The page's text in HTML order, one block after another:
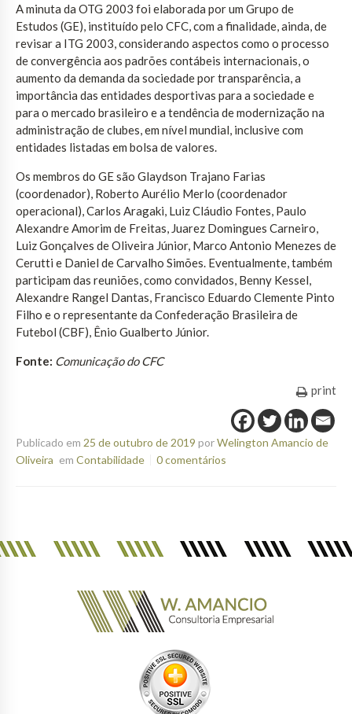
A minuta da OTG 2003 foi elaborada por um Grupo de
Estudos (GE), instituído pelo CFC, com a finalidade, ainda, de
revisar a ITG 2003, considerando aspectos como o processo
de convergência aos padrões contábeis internacionais, o
aumento da demanda da sociedade por transparência, a
importância das entidades desportivas para a sociedade e
para o mercado brasileiro e a tendência de modernização na
administração de clubes, em nível mundial, inclusive com
entidades listadas em bolsa de valores.
Os membros do GE são Glaydson Trajano Farias
(coordenador), Roberto Aurélio Merlo (coordenador
operacional), Carlos Aragaki, Luiz Cláudio Fontes, Paulo
Alexandre Amorim de Freitas, Juarez Domingues Carneiro,
Luiz Gonçalves de Oliveira Júnior, Marco Antonio Menezes de
Cerutti e Daniel de Carvalho Simões. Eventualmente, também
participam das reuniões, como convidados, Benny Kessel,
Alexandre Rangel Dantas, Francisco Eduardo Clemente Pinto
Filho e o representante da Confederação Brasileira de
Futebol (CBF), Ênio Gualberto Júnior.
Fonte: Comunicação do CFC
print
Publicado em 25 de outubro de 2019 porWelington Amancio de
Oliveira em Contabilidade 0 comentários